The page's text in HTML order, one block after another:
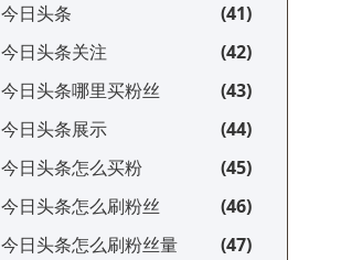
今日头条
今日头条关注
今日头条哪里买粉丝
今日头条展示
今日头条怎么买粉
今日头条怎么刷粉丝
今日头条怎么刷粉丝量